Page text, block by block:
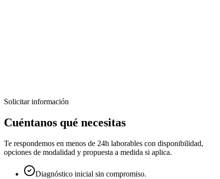
Solicitar información
Solicitar información
Cuéntanos qué necesitas
Te respondemos en menos de 24h laborables con disponibilidad,
opciones de modalidad y propuesta a medida si aplica.
Diagnóstico inicial sin compromiso.